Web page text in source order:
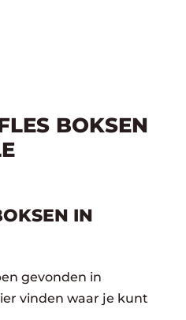
BOKSEN
IN
gevonden in
vinden waar je kunt